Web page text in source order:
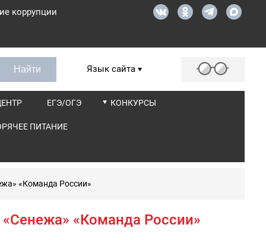
коррупции
Язык сайта
ЕГЭ/ОГЭ КОНКУРСЫ
ПИТАНИЕ
«Команда России»
«Команда России»